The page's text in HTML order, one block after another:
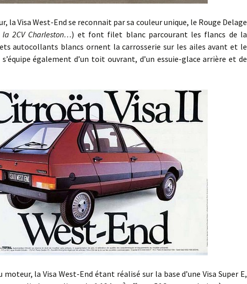
West-End se reconnait par sa couleur unique, le Rouge Delage
2CV Charleston…) et font filet blanc parcourant les flancs de la
autocollants blancs ornent la carrosserie sur les ailes avant et le
également d’un toit ouvrant, d’un essuie-glace arrière et de
la Visa West-End étant réalisé sur la base d’une Visa Super E,